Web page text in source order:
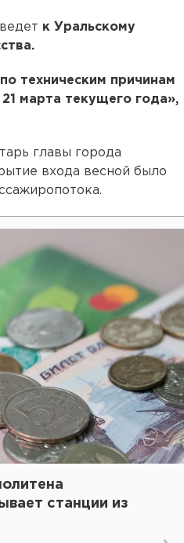
к Уральскому
техническим причинам
марта текущего года»,
главы города
входа весной было
станции из